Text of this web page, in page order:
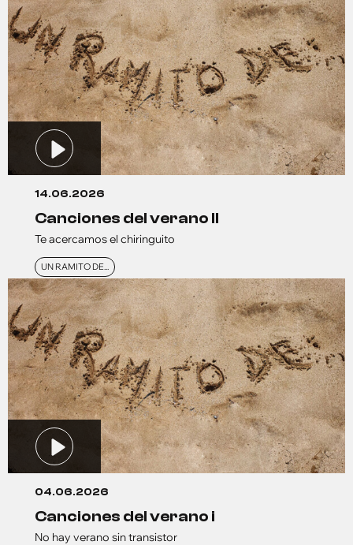
14.06.2026
canciones del verano ll
Te acercamos el chiringuito
UN RAMITO DE...
04.06.2026
canciones del verano i
No hay verano sin transistor